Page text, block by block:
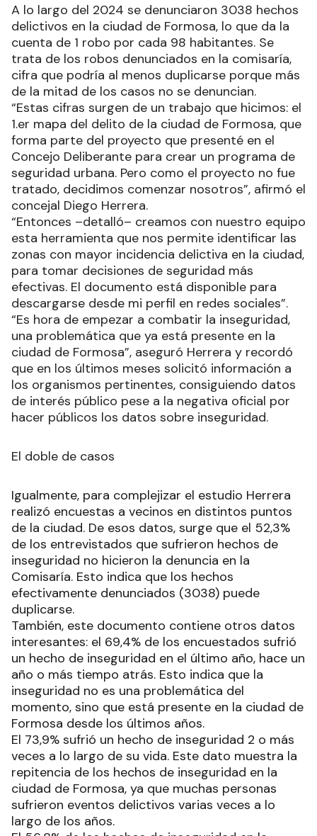
A lo largo del 2024 se denunciaron 3038 hechos
delictivos en la ciudad de Formosa, lo que da la
cuenta de 1 robo por cada 98 habitantes. Se
trata de los robos denunciados en la comisaría,
cifra que podría al menos duplicarse porque más
de la mitad de los casos no se denuncian.
“Estas cifras surgen de un trabajo que hicimos: el
1.er mapa del delito de la ciudad de Formosa, que
forma parte del proyecto que presenté en el
Concejo Deliberante para crear un programa de
seguridad urbana. Pero como el proyecto no fue
tratado, decidimos comenzar nosotros”, afirmó el
concejal Diego Herrera.
“Entonces –detalló– creamos con nuestro equipo
esta herramienta que nos permite identificar las
zonas con mayor incidencia delictiva en la ciudad,
para tomar decisiones de seguridad más
efectivas. El documento está disponible para
descargarse desde mi perfil en redes sociales”.
“Es hora de empezar a combatir la inseguridad,
una problemática que ya está presente en la
ciudad de Formosa”, aseguró Herrera y recordó
que en los últimos meses solicitó información a
los organismos pertinentes, consiguiendo datos
de interés público pese a la negativa oficial por
hacer públicos los datos sobre inseguridad.
El doble de casos
Igualmente, para complejizar el estudio Herrera
realizó encuestas a vecinos en distintos puntos
de la ciudad. De esos datos, surge que el 52,3%
de los entrevistados que sufrieron hechos de
inseguridad no hicieron la denuncia en la
Comisaría. Esto indica que los hechos
efectivamente denunciados (3038) puede
duplicarse.
También, este documento contiene otros datos
interesantes: el 69,4% de los encuestados sufrió
un hecho de inseguridad en el último año, hace un
año o más tiempo atrás. Esto indica que la
inseguridad no es una problemática del
momento, sino que está presente en la ciudad de
Formosa desde los últimos años.
El 73,9% sufrió un hecho de inseguridad 2 o más
veces a lo largo de su vida. Este dato muestra la
repitencia de los hechos de inseguridad en la
ciudad de Formosa, ya que muchas personas
sufrieron eventos delictivos varias veces a lo
largo de los años.